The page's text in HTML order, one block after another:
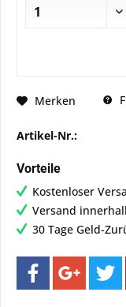
Merken
Artikel-Nr.:
Vorteile
Kostenloser
Versand
30 Tage Geld-